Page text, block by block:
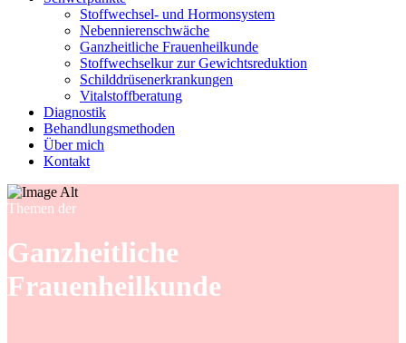
Stoffwechsel- und Hormonsystem
Nebennierenschwäche
Ganzheitliche Frauenheilkunde
Stoffwechselkur zur Gewichtsreduktion
Schilddrüsenerkrankungen
Vitalstoffberatung
Diagnostik
Behandlungsmethoden
Über mich
Kontakt
Themen der
Ganzheitliche
Frauenheilkunde